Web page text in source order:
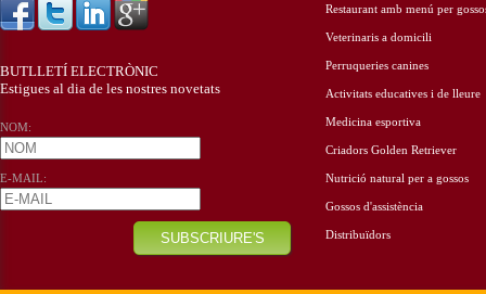
BUTLLETÍ ELECTRÒNIC
Estigues al dia de les nostres novetats
NOM:
E-MAIL:
Restaurant amb menú per
Veterinaris a domicili
Perruqueries canines
Activitats educatives i de lleure
Medicina esportiva
Criadors Golden Retriever
Nutrició natural per a gossos
Gossos d'assistència
Distribuïdors